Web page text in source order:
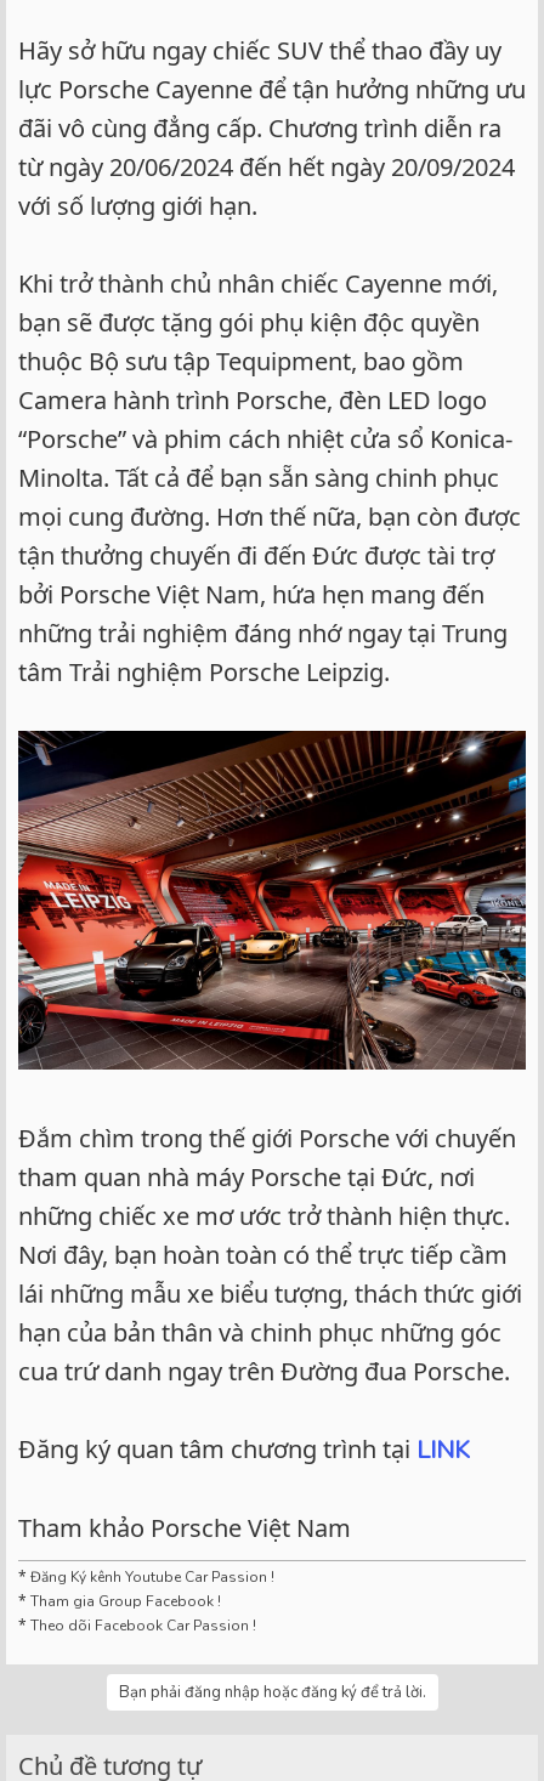
Hãy sở hữu ngay chiếc SUV thể thao đầy uy
lực Porsche Cayenne để tận hưởng những ưu
đãi vô cùng đẳng cấp. Chương trình diễn ra
từ ngày 20/06/2024 đến hết ngày 20/09/2024
với số lượng giới hạn.
Khi trở thành chủ nhân chiếc Cayenne mới,
bạn sẽ được tặng gói phụ kiện độc quyền
thuộc Bộ sưu tập Tequipment, bao gồm
Camera hành trình Porsche, đèn LED logo
“Porsche” và phim cách nhiệt cửa sổ Konica-
Minolta. Tất cả để bạn sẵn sàng chinh phục
mọi cung đường. Hơn thế nữa, bạn còn được
tận thưởng chuyến đi đến Đức được tài trợ
bởi Porsche Việt Nam, hứa hẹn mang đến
những trải nghiệm đáng nhớ ngay tại Trung
tâm Trải nghiệm Porsche Leipzig.
Đắm chìm trong thế giới Porsche với chuyến
tham quan nhà máy Porsche tại Đức, nơi
những chiếc xe mơ ước trở thành hiện thực.
Nơi đây, bạn hoàn toàn có thể trực tiếp cầm
lái những mẫu xe biểu tượng, thách thức giới
hạn của bản thân và chinh phục những góc
cua trứ danh ngay trên Đường đua Porsche.
Đăng ký quan tâm chương trình tại LINK
Tham khảo Porsche Việt Nam
* Đăng Ký kênh Youtube Car Passion !
* Tham gia Group Facebook !
* Theo dõi Facebook Car Passion !
Bạn phải đăng nhập hoặc đăng ký để trả lời.
Chủ đề tương tự